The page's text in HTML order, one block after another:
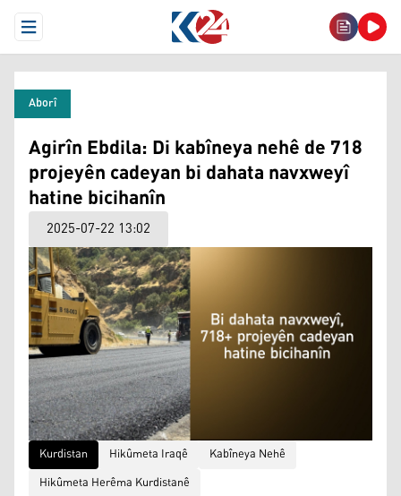
Open Menu
Aborî
Agirîn Ebdila: Di kabîneya nehê de 718
projeyên cadeyan bi dahata navxweyî
hatine bicihanîn
2025-07-22 13:02
Kurdistan Hikûmeta Iraqê
Kabîneya Nehê
Hikûmeta Herêma Kurdistanê